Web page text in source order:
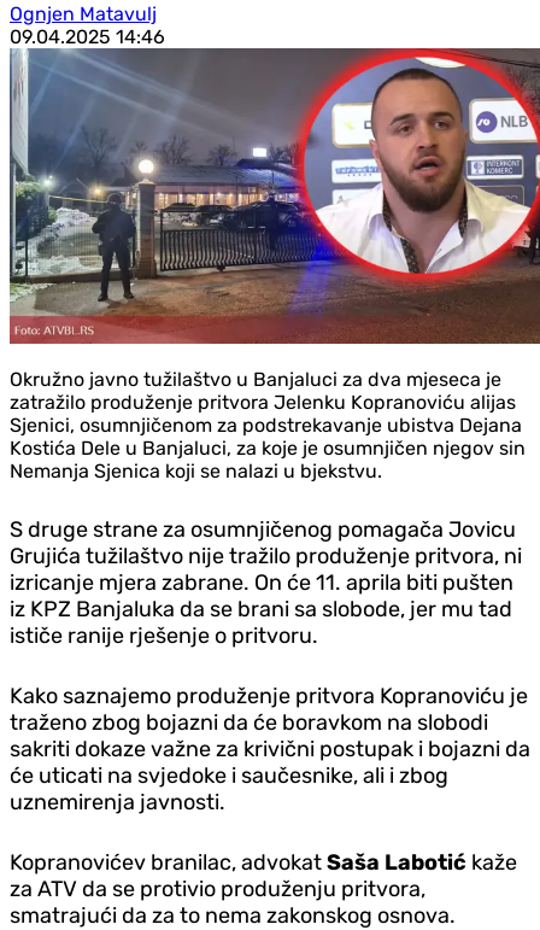
Ognjen Matavulj
09.04.2025 14:46
Okružno javno tužilaštvo u Banjaluci za dva mjeseca je
zatražilo produženje pritvora Jelenku Kopranoviću alijas
Sjenici, osumnjičenom za podstrekavanje ubistva Dejana
Kostića Dele u Banjaluci, za koje je osumnjičen njegov sin
Nemanja Sjenica koji se nalazi u bjekstvu.
S druge strane za osumnjičenog pomagača Jovicu
Grujića tužilaštvo nije tražilo produženje pritvora, ni
izricanje mjera zabrane. On će 11. aprila biti pušten
iz KPZ Banjaluka da se brani sa slobode, jer mu tad
ističe ranije rješenje o pritvoru.
Kako saznajemo produženje pritvora Kopranoviću je
traženo zbog bojazni da će boravkom na slobodi
sakriti dokaze važne za krivični postupak i bojazni da
će uticati na svjedoke i saučesnike, ali i zbog
uznemirenja javnosti.
Kopranovićev branilac, advokatSaša Labotić kaže
za ATV da se protivio produženju pritvora,
smatrajući da za to nema zakonskog osnova.